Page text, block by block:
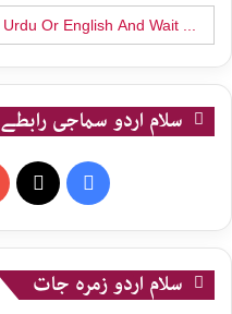
Search
for:
سلام اردو سماجی رابطے
Facebook
سلام اردو زمرہ جات